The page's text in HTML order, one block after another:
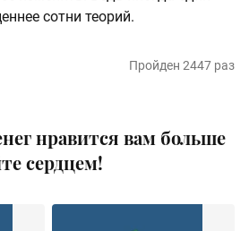
сотни теорий.
Пройден 2447 раз
нравится вам больше
сердцем!